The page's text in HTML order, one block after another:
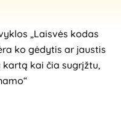
„Laisvės kodas
ko gėdytis ar jaustis
kartą kai čia sugrįžtu,